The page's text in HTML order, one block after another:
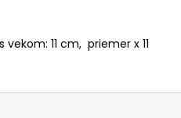
11 cm, priemer x 11